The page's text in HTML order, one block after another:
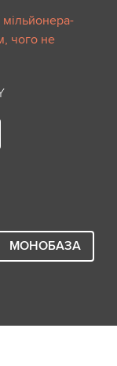
чого не
МОНОБАЗА